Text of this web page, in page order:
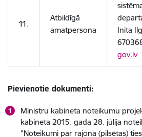
11.
Atbildīgā
amatpersona
Inita
gov.lv
Pievienotie dokumenti:
Ministru kabineta noteikumu
kabineta 2015. gada 28. jūlija
"Noteikumi par rajona (pilsētas)